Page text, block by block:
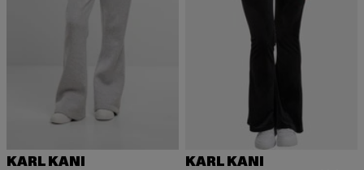
KARL KANI KARL KANI